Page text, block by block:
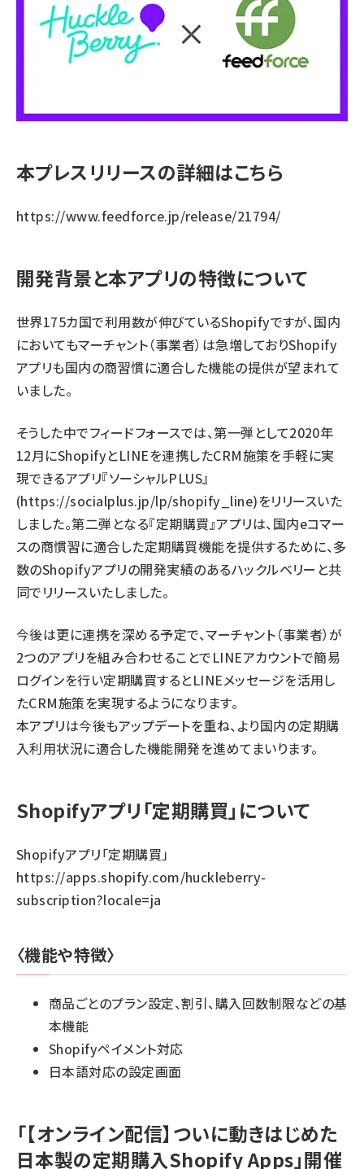
本プレスリリースの詳細はこちら
https://www.feedforce.jp/release/21794/
開発背景と本アプリの特徴について
世界175カ国で利用数が伸びているShopifyですが、国内
においてもマーチャント（事業者）は急増しておりShopify
アプリも国内の商習慣に適合した機能の提供が望まれて
いました。
そうした中でフィードフォースでは、第一弾として2020年
12月にShopifyとLINEを連携したCRM施策を手軽に実
現できるアプリ『ソーシャルPLUS』
(https://socialplus.jp/lp/shopify_line)をリリースいた
しました。第二弾となる『定期購買』アプリは、国内eコマー
スの商慣習に適合した定期購買機能を提供するために、多
数のShopifyアプリの開発実績のあるハックルベリーと共
同でリリースいたしました。
今後は更に連携を深める予定で、マーチャント（事業者）が
2つのアプリを組み合わせることでLINEアカウントで簡易
ログインを行い定期購買するとLINEメッセージを活用し
たCRM施策を実現するようになります。
本アプリは今後もアップデートを重ね、より国内の定期購
入利用状況に適合した機能開発を進めてまいります。
Shopifyアプリ「定期購買」について
Shopifyアプリ「定期購買」
https://apps.shopify.com/huckleberry-
subscription?locale=ja
〈機能や特徴〉
商品ごとのプラン設定、割引、購入回数制限などの基
本機能
Shopifyペイメント対応
日本語対応の設定画面
「【オンライン配信】ついに動きはじめた
日本製の定期購入Shopify Apps」開催